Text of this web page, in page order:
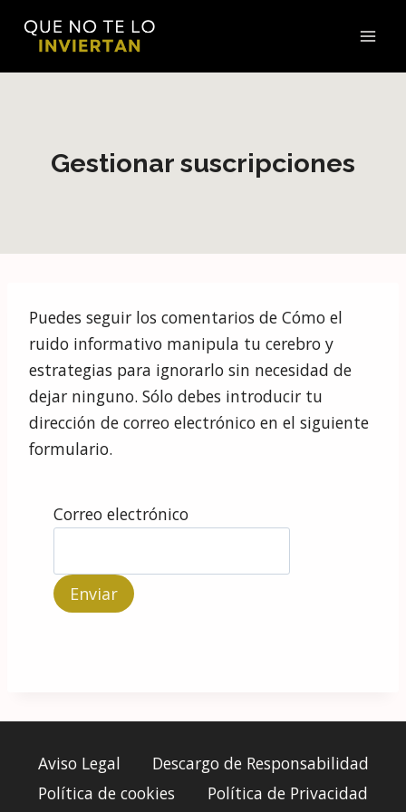
Gestionar suscripciones
Puedes seguir los comentarios de Cómo el
ruido informativo manipula tu cerebro y
estrategias para ignorarlo sin necesidad de
dejar ninguno. Sólo debes introducir tu
dirección de correo electrónico en el siguiente
formulario.
Correo electrónico
Aviso Legal
Descargo de Responsabilidad
Política de cookies
Política de Privacidad